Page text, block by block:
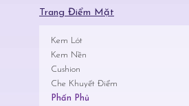
Trang Điểm Mặt
Kem Lót
Kem Nền
Cushion
Che Khuyết Điểm
Phấn Phủ